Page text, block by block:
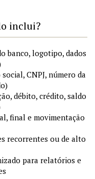
inclui?
banco, logotipo, dados
CNPJ, número da
débito, crédito, saldo
final e movimentação
recorrentes ou de alto
para relatórios e